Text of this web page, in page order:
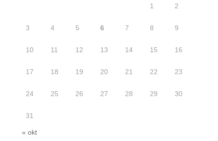
1 2
3 4 5 6 7 8 9
10 11 12 13 14 15 16
17 18 19 20 21 22 23
24 25 26 27 28 29 30
31
« okt